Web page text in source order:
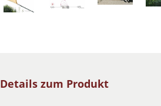
Details zum Produkt